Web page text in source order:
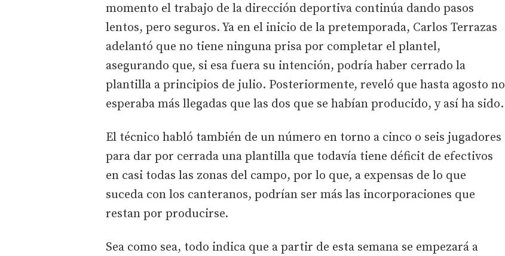
momento el trabajo de la dirección deportiva continúa dando pasos
lentos, pero seguros. Ya en el inicio de la pretemporada, Carlos Terrazas
adelantó que no tiene ninguna prisa por completar el plantel,
asegurando que, si esa fuera su intención, podría haber cerrado la
plantilla a principios de julio. Posteriormente, reveló que hasta agosto no
esperaba más llegadas que las dos que se habían producido, y así ha sido.
El técnico habló también de un número en torno a cinco o seis jugadores
para dar por cerrada una plantilla que todavía tiene déficit de efectivos
en casi todas las zonas del campo, por lo que, a expensas de lo que
suceda con los canteranos, podrían ser más las incorporaciones que
restan por producirse.
Sea como sea, todo indica que a partir de esta semana se empezará a